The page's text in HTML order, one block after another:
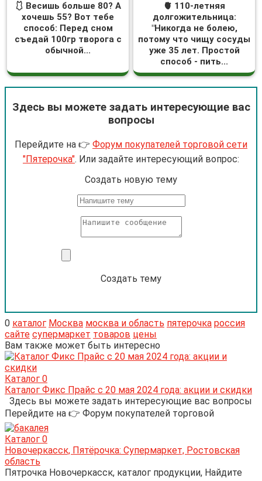
🩱 Весишь больше 80? А
хочешь 55? Вот тебе
способ: Перед сном
съедай 100гр творога с
обычной...
🫀 110-летняя
долгожительница:
"Никогда не болею,
потому что чищу сосуды
уже 35 лет. Простой
способ - пить...
Здесь вы можете задать интересующие вас
вопросы
Перейдите на 👉 Форум покупателей торговой сети
"Пятерочка". Или задайте интересующий вопрос:
Cоздать новую тему
Создать тему
0 каталог Москва москва и область пятерочка россия
сайте супермаркет товаров цены
Вам также может быть интересно
Каталог 0
Каталог Фикс Прайс с 20 мая 2024 года: акции и скидки
Здесь вы можете задать интересующие вас вопросы
Перейдите на 👉 Форум покупателей торговой
Каталог 0
Новочеркасск, Пятёрочка: Супермаркет, Ростовская
область
Пятрочка Новочеркасск, каталог продукции, Найдите